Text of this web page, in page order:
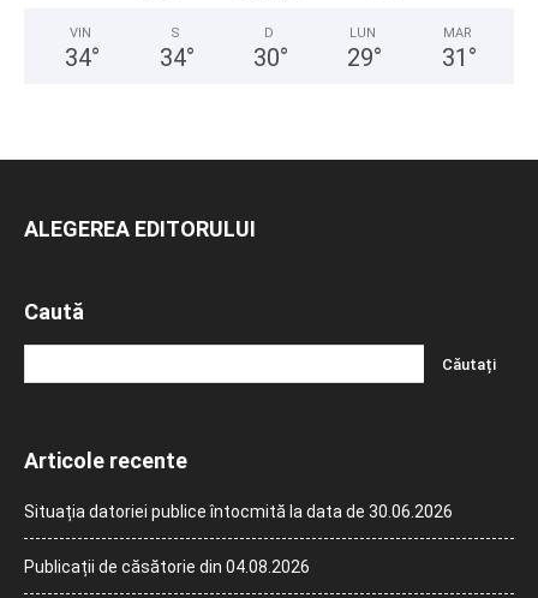
VIN
34°
S
34°
D
30°
LUN
29°
MAR
31 °
ALEGEREA EDITORULUI
Caută
Articole recente
Situația datoriei publice întocmită la data de 30.06.2026
Publicații de căsătorie din 04.08.2026